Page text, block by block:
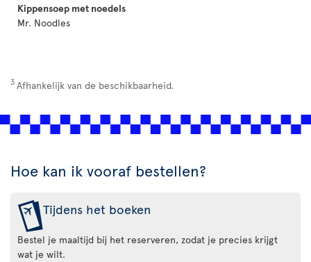
Kippensoep met noedels
Mr. Noodles
3 Afhankelijk van de beschikbaarheid.
Hoe kan ik vooraf bestellen?
Tijdens het boeken
Bestel je maaltijd bij het reserveren, zodat je precies krijgt
wat je wilt.